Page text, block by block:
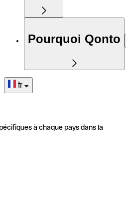
Pourquoi Qonto
fr
à chaque pays dans la